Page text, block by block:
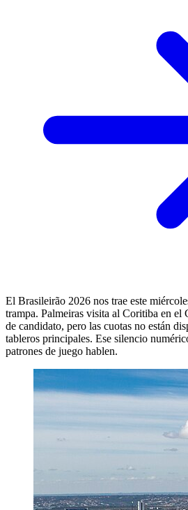
El Brasileirão 2026 nos trae este
trampa. Palmeiras visita al Coritiba en el
de candidato, pero las cuotas no están
tableros principales. Ese silencio
patrones de juego hablen.